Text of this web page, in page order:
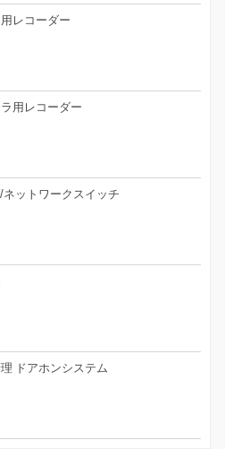
用レコーダー
用レコーダー
ネットワークスイッチ
ドアホンシステム